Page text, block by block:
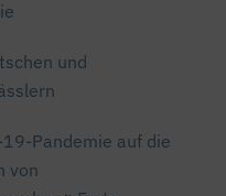
und
Pandemie auf die
von